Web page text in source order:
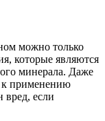
можно только
которые являются
минерала. Даже
к применению
вред, если